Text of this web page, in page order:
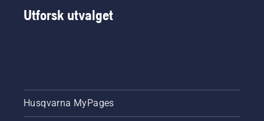
aller
Utforsk utvalget
Husqvarna MyPages